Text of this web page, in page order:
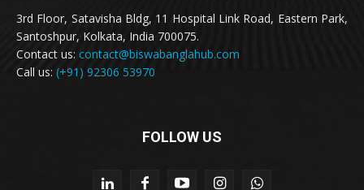
3rd Floor, Satavisha Bldg, 11 Hospital Link Road, Eastern Park,
Santoshpur, Kolkata, India 700075.
Contact us: contact@biswabanglahub.com
Call us: (+91) 92306 53970
FOLLOW US